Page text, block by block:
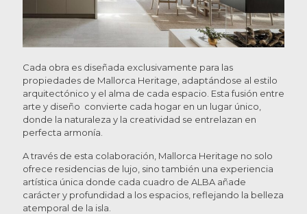
Cada obra es diseñada exclusivamente para las
propiedades de Mallorca Heritage, adaptándose al estilo
arquitectónico y el alma de cada espacio. Esta fusión entre
arte y diseño convierte cada hogar en un lugar único,
donde la naturaleza y la creatividad se entrelazan en
perfecta armonía.
A través de esta colaboración, Mallorca Heritage no solo
ofrece residencias de lujo, sino también una experiencia
artística única donde cada cuadro de ALBA añade
carácter y profundidad a los espacios, reflejando la belleza
atemporal de la isla.